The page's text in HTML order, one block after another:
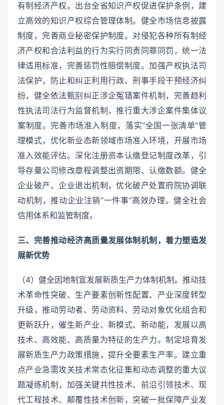
有制经济产权。出台全省知识产权促进保护条例，建
立高效的知识产权综合管理体制。健全市场信息披露
制度，完善商业秘密保护制度。对侵犯各种所有制经
济产权和合法利益的行为实行同责同罪同罚，统一法
律适用标准，完善惩罚性赔偿制度。加强产权执法司
法保护，防止和纠正利用行政、刑事手段干预经济纠
纷，健全依法甄别纠正涉企冤错案件机制，完善趋利
性执法司法行为监督机制，推行重大涉企案件集体议
案制度。完善市场准入制度，落实“全国一张清单”管
理模式，优化新业态新领域市场准入环境，开展市场
准入效能评估。深化注册资本认缴登记制度改革，引
导存量公司修改章程调整出资期限、认缴数额。健全
企业破产、企业退出机制，优化破产处置府院协调联
动机制，推动企业注销“一件事”高效办理。健全社会
信用体系和监管制度。
三、完善推动经济高质量发展体制机制，着力塑造发
展新优势
（4）健全因地制宜发展新质生产力体制机制。推动技
术革命性突破、生产要素创新性配置、产业深度转型
升级，推动劳动者、劳动资料、劳动对象优化组合和
更新跃升，催生新产业、新模式、新动能，发展以高
技术、高效能、高质量为特征的生产力。制定培育发
展新质生产力政策措施，提升全要素生产率。建立重
点产业急需攻关技术常态化征集和动态调整的重大议
题凝练机制，加强关键共性技术、前沿引领技术、现
代工程技术、颠覆性技术创新，突破一批保障产业发